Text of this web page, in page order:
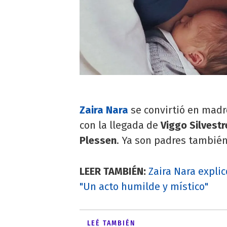
Zaira Nara se convirtió en
con la llegada deViggo
Plessen. Ya son padres
LEER TAMBIÉN: Zaira Nara
"Un acto humilde y místico"
LEÉ TAMBIÉN